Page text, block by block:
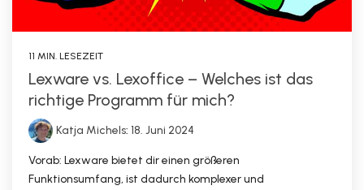
11 MIN. LESEZEIT
Lexware vs. Lexoffice – Welches ist das
richtige Programm für mich?
Katja Michels: 18. Juni 2024
Vorab: Lexware bietet dir einen größeren
Funktionsumfang, ist dadurch komplexer und